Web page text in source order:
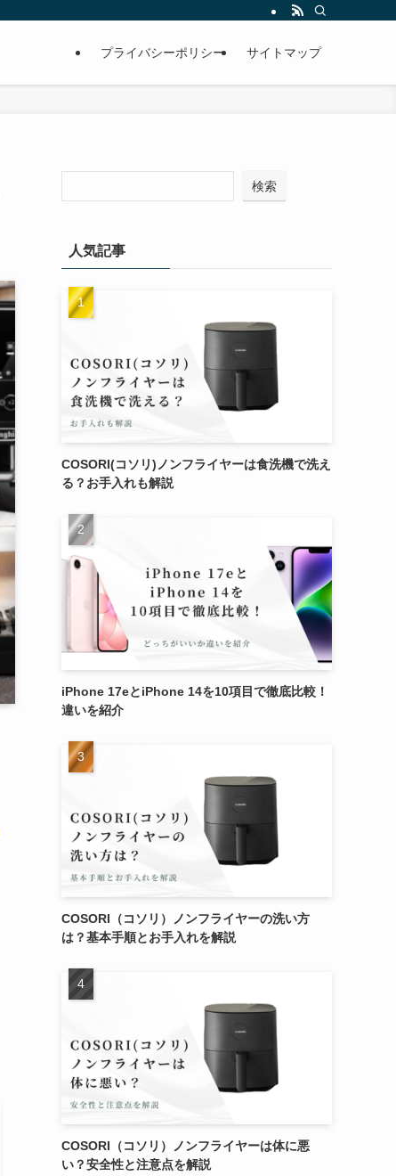
プライバシーポリシー サイトマップ
検索
人気記事
COSORI(コソリ)ノンフライヤーは食洗機で洗え
る？お手入れも解説
iPhone 17eとiPhone 14を10項目で徹底比較！
違いを紹介
COSORI（コソリ）ノンフライヤーの洗い方
は？基本手順とお手入れを解説
COSORI（コソリ）ノンフライヤーは体に悪
い？安全性と注意点を解説